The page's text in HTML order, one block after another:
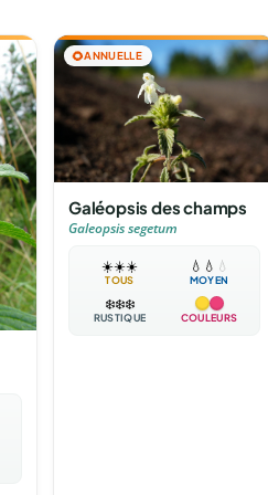
🌻ANNUELLE
Galéopsis des champs
Galeopsis segetum
☀️☀️☀️
TOUS
💧 💧 💧
MOYEN
❄️❄️❄️
RUSTIQUE COULEURS